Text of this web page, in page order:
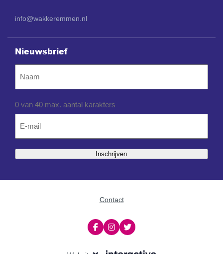
info@wakkeremmen.nl
Nieuwsbrief
0 van 40 max. aantal karakters
Inschrijven
Contact